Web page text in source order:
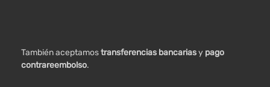
También aceptamostransferencias bancariasy pago
contrareembolso.